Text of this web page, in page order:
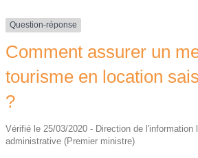
Question-réponse
Comment assurer un
tourisme en location
?
Vérifié le 25/03/2020 - Direction de l'information
administrative (Premier ministre)